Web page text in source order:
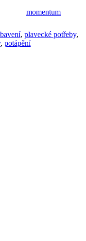
momentum
, plavecké potřeby,
, potápění